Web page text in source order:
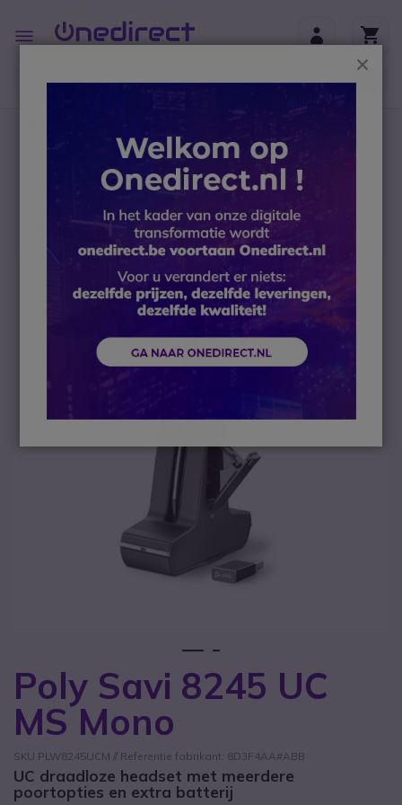
Toggle
Nav
btw)
Headsets
Draadloze headsets
Voor PC en mobiele telefoons
Poly Savi 8245 UC MS Mono
Poly Savi 8245 UC
MS Mono
SKU PLW8245UCM // Referentie fabrikant: 8D3F4AA#ABB
UC draadloze headset met meerdere
poortopties en extra batterij
Ga naar het begin van de afbeeldingen-gallerij